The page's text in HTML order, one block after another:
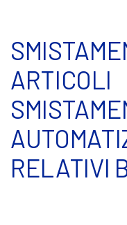
RELATIVI